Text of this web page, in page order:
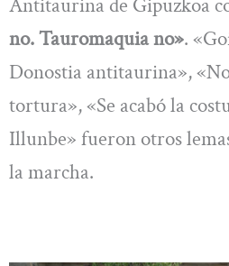
Antitaurina de Gipuzkoa
no. Tauromaquia no».
Donostia antitaurina»,
tortura», «Se acabó la
Illunbe» fueron otros
la marcha.